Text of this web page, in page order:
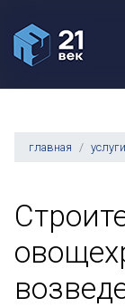
главная услуги